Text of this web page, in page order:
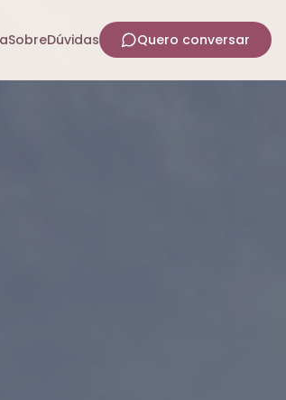
SobreDúvidas Quero conversar